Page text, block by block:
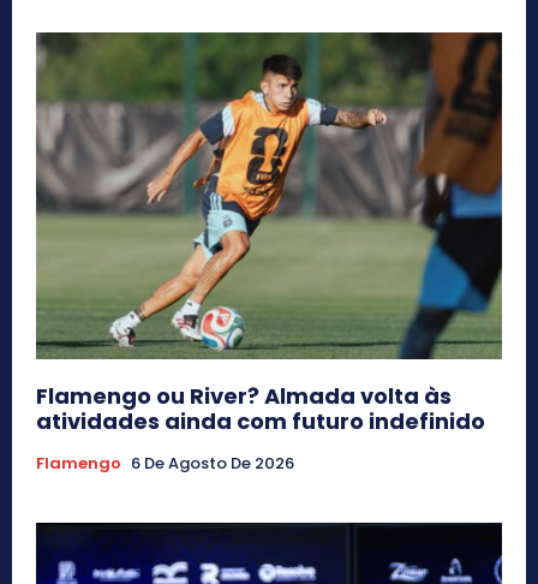
Flamengo ou River? Almada volta às
atividades ainda com futuro indefinido
Flamengo 6 De Agosto De 2026